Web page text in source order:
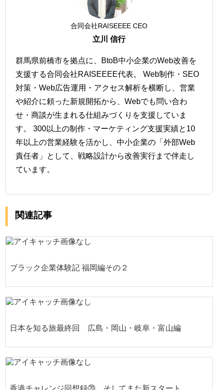
合同会社RAISEEEE CEO
立川 信行
群馬県前橋市を拠点に、BtoB中小企業のWeb改善を
支援する合同会社RAISEEEE代表。 Web制作・SEO
対策・Web広告運用・アクセス解析を横断し、営業
や紹介に頼った新規開拓から、Webでも問い合わ
せ・商談が生まれる仕組みづくりを支援していま
す。 300以上の制作・マーケティング支援実績と10
年以上の営業経験を活かし、中小企業の「外部Web
責任者」として、戦略設計から改善実行まで伴走し
ています。
関連記事
ブラック企業体験記 福岡編その２
日本を知る旅最終回 広島・岡山・岐阜・富山編
香港チャレンジ回想録⑳ そしてまた新スタート